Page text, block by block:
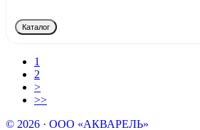
Каталог
1
2
>
>>
© 2026 · ООО «АКВАРЕЛЬ»